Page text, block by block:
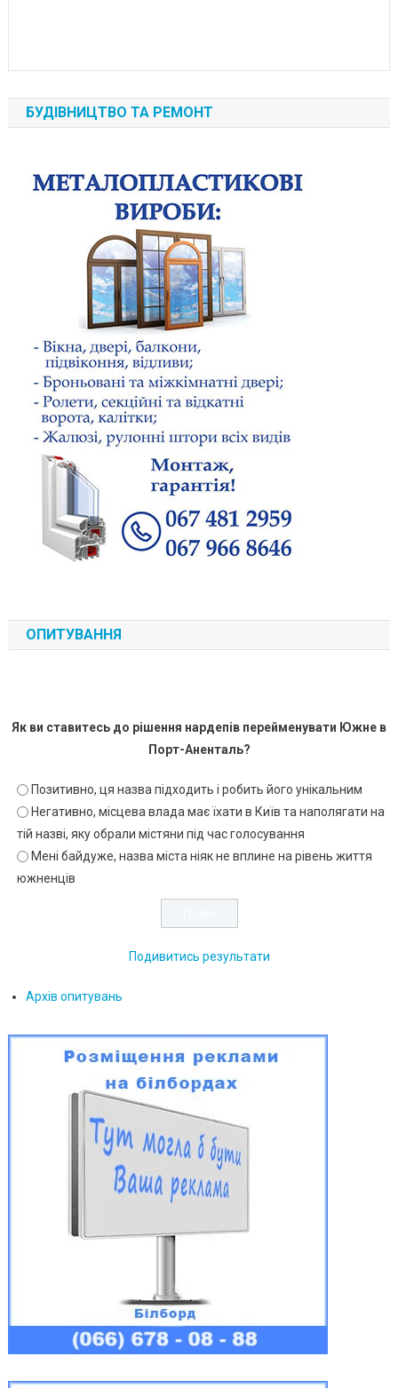
БУДІВНИЦТВО ТА РЕМОНТ
ОПИТУВАННЯ
Як ви ставитесь до рішення нардепів перейменувати Южне в
Порт-Аненталь?
Позитивно, ця назва підходить і робить його унікальним
Негативно, місцева влада має їхати в Київ та наполягати на
тій назві, яку обрали містяни під час голосування
Мені байдуже, назва міста ніяк не вплине на рівень життя
южненців
Подивитись результати
Архів опитувань